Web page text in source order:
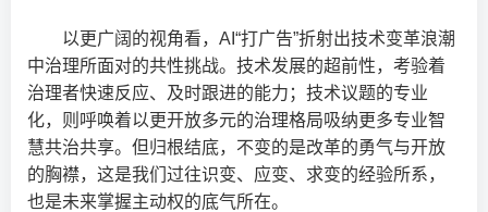
以更广阔的视角看，AI“打广告”折射出技术变革浪潮
中治理所面对的共性挑战。技术发展的超前性，考验着
治理者快速反应、及时跟进的能力；技术议题的专业
化，则呼唤着以更开放多元的治理格局吸纳更多专业智
慧共治共享。但归根结底，不变的是改革的勇气与开放
的胸襟，这是我们过往识变、应变、求变的经验所系，
也是未来掌握主动权的底气所在。